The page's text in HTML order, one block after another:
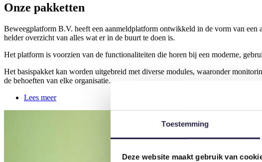
Toestemming
Deze website maakt gebruik van
Onze pakketten
Beweegplatform B.V. heeft een aanmeldplatform ontwikkeld in de vorm van
helder overzicht van alles wat er in de buurt te doen is.
Het platform is voorzien van de functionaliteiten die horen bij een moderne,
Het basispakket kan worden uitgebreid met diverse modules, waaronder
de behoeften van elke organisatie.
Lees meer